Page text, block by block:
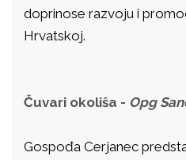
doprinose razvoju i
Hrvatskoj.
Čuvari okoliša - Opg
Gospođa Cerjanec